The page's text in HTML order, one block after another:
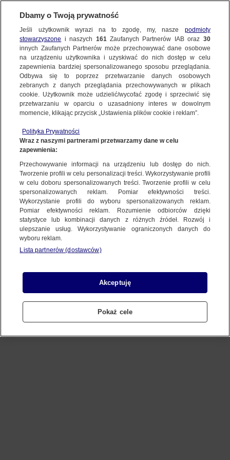
Oops!
Something went wrong. Please try
refreshing the app
Dbamy o Twoją prywatność
Jeśli użytkownik wyrazi na to zgodę, my, nasze podmioty
stowarzyszone i naszych 161Zaufanych Partnerów IAB oraz 30
innych Zaufanych Partnerów może przechowywać dane osobowe
na urządzeniu użytkownika i uzyskiwać do nich dostęp w celu
zapewnienia bardziej spersonalizowanego sposobu przeglądania.
Odbywa się to poprzez przetwarzanie danych osobowych
zebranych z danych przeglądania przechowywanych w plikach
cookie. Użytkownik może udzielić/wycofać zgodę i sprzeciwić się
przetwarzaniu w oparciu o uzasadniony interes w dowolnym
momencie, klikając przycisk „Ustawienia plików cookie i reklam”.
Polityka Prywatności
Wraz z naszymi partnerami przetwarzamy dane w celu
zapewnienia:
Przechowywanie informacji na urządzeniu lub dostęp do nich.
Tworzenie profili w celu personalizacji treści. Wykorzystywanie profili
w celu doboru spersonalizowanych treści. Tworzenie profili w celu
spersonalizowanych reklam. Pomiar efektywności treści.
Wykorzystanie profili do wyboru spersonalizowanych reklam.
Pomiar efektywności reklam. Rozumienie odbiorców dzięki
statystyce lub kombinacji danych z różnych źródeł. Rozwój i
ulepszanie usług. Wykorzystywanie ograniczonych danych do
wyboru reklam.
Lista partnerów (dostawców)
Akceptuję
Pokaż cele